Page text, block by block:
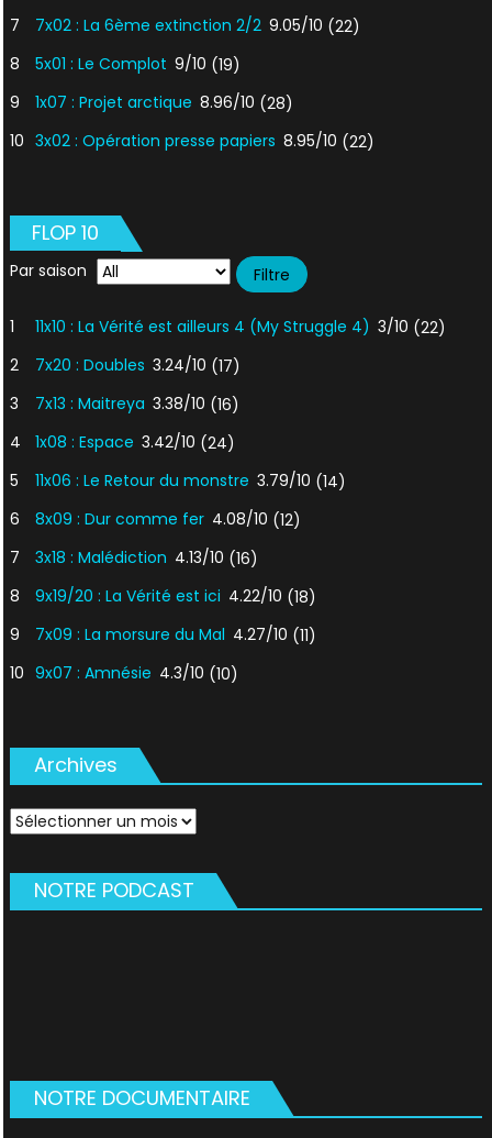
7
7x02 : La 6ème extinction 2/2 9.05/10 (22)
8
5x01 : Le Complot 9/10 (19)
9
1x07 : Projet arctique 8.96/10 (28)
10 3x02 : Opération presse papiers 8.95/10 (22)
FLOP 10
Par saison
1 11x10 : La Vérité est ailleurs 4 (My Struggle 4) 3/10 (22)
2
7x20 : Doubles 3.24/10 (17)
3
7x13 : Maitreya 3.38/10 (16)
4
1x08 : Espace 3.42/10 (24)
5
11x06 : Le Retour du monstre 3.79/10 (14)
6
8x09 : Dur comme fer 4.08/10 (12)
7
3x18 : Malédiction 4.13/10 (16)
8
9x19/20 : La Vérité est ici 4.22/10 (18)
9
7x09 : La morsure du Mal 4.27/10 (11)
10 9x07 : Amnésie 4.3/10 (10)
Archives
Archives
NOTRE PODCAST
NOTRE DOCUMENTAIRE